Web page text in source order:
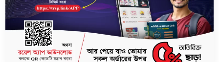
Crash Course:
এই অংশে SSC পরীক্ষায় MCQ প্রশ্নে আসার মতো সকল গুরুত্বপূর্ণ তথ্য টপিক অনুযায়ী গুছিয়ে
উপস্থাপন করা হয়েছে; যেন তোমরা খুব সহজে অল্প সময়ে গুছিয়ে MCQ প্রস্তুতি নিতে পারো।